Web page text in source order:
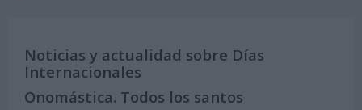
Noticias y actualidad sobre Días
Internacionales
Onomástica. Todos los santos